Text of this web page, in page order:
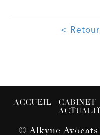
<
ACCUEIL CABINET
© Alkyne Avocats